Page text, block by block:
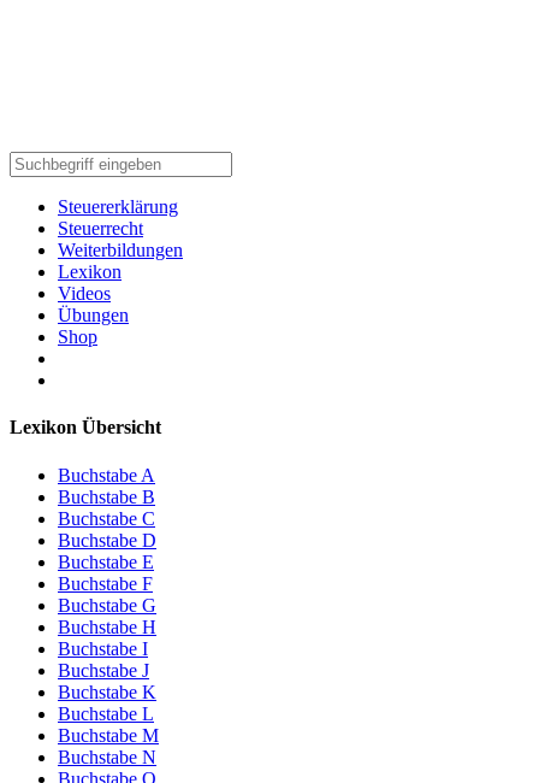
Steuererklärung
Steuerrecht
Weiterbildungen
Lexikon
Videos
Übungen
Shop
Lexikon Übersicht
Buchstabe A
Buchstabe B
Buchstabe C
Buchstabe D
Buchstabe E
Buchstabe F
Buchstabe G
Buchstabe H
Buchstabe I
Buchstabe J
Buchstabe K
Buchstabe L
Buchstabe M
Buchstabe N
Buchstabe O